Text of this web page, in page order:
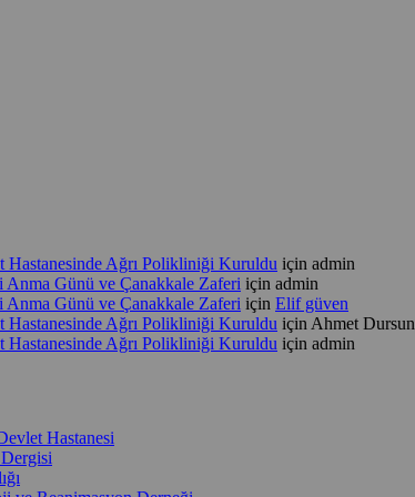
Ağrı Polikliniği Kuruldu için admin
Anma Günü ve Çanakkale Zaferi için admin
Anma Günü ve Çanakkale Zaferi için Elif güven
Ağrı Polikliniği Kuruldu için Ahmet Dursun
Ağrı Polikliniği Kuruldu için admin
Hastanesi